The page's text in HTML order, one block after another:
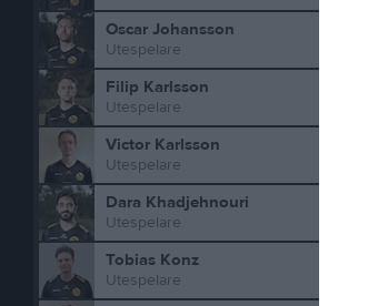
Oscar Johansson
Utespelare
Filip Karlsson
Utespelare
Victor Karlsson
Utespelare
Dara Khadjehnouri
Utespelare
Tobias Konz
Utespelare